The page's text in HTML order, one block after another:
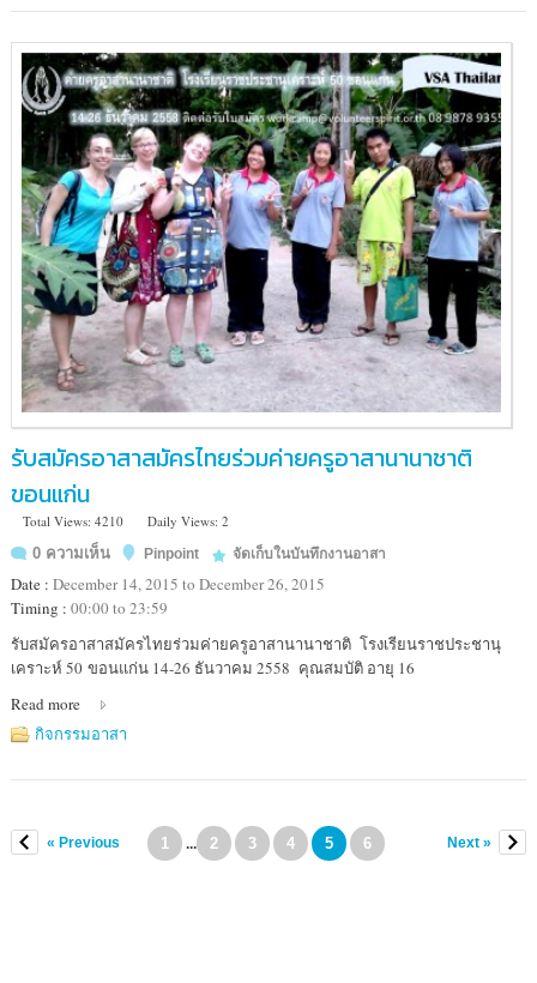
ฮวม
อำเภอ
สามเงา
จังหวัด
ตาก
อำเภอ
อมก๋อย
อำเภอ
นันท
บุรี
จังหวัด
เชียงใหม่
รับสมัครอาสาสมัครไทยร่วมค่ายครูอาสานานาชาติ
ขอนแก่น
Total Views: 4210
Daily Views: 2
0 ความเห็น
Pinpoint จัดเก็บในบันทึกงานอาสา
Date : December 14, 2015 to December 26, 2015
Timing : 00:00 to 23:59
Location
:
ราช
ประชา
เคราะห์
รับสมัครอาสาสมัครไทยร่วมค่ายครูอาสานานาชาติ โรงเรียนราชประชานุ
เคราะห์ 50 ขอนแก่น 14-26 ธันวาคม 2558 คุณสมบัติ อายุ 16
Read more
กิจกรรมอาสา
« Previous 1 ... 2 3 4 5 6 Next »